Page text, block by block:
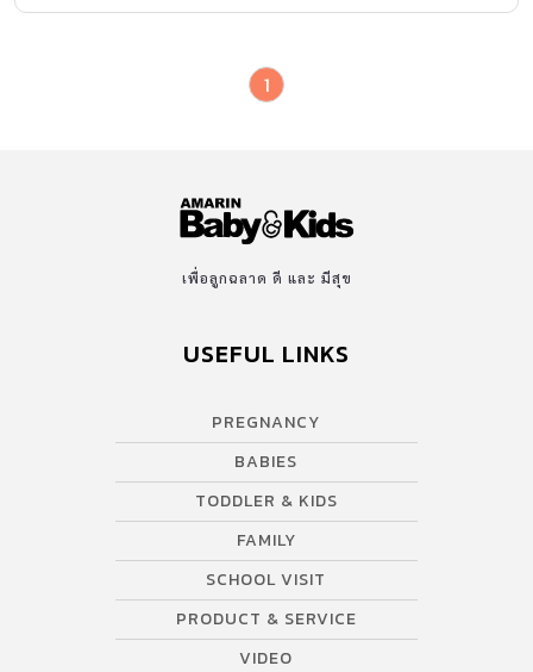
1
เพื่อลูกฉลาด ดี และ มีสุข
USEFUL LINKS
PREGNANCY
BABIES
TODDLER & KIDS
FAMILY
SCHOOL VISIT
PRODUCT & SERVICE
VIDEO